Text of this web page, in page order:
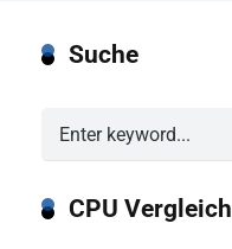
Suche
CPU Vergleich